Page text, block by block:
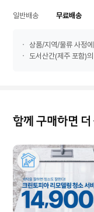
일반배송 무료배송
상품/지역/물류 사정
도서산간(제주 포함)
함께 구매하면